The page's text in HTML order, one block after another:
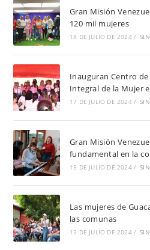
Gran Misión
120 mil mujeres
18 DE JULIO DE 2024 /
Inauguran Centro
Integral de la Mujer
17 DE JULIO DE 2024 /
Gran Misión
fundamental en la
15 DE JULIO DE 2024 /
Las mujeres de
las comunas
13 DE JULIO DE 2024 /